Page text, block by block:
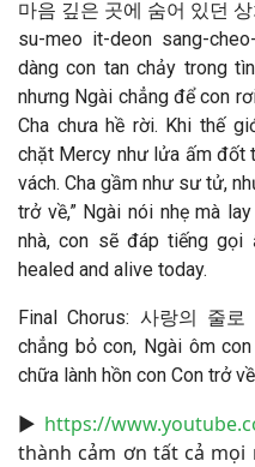
마음 깊은 곳에 숨어 있던
su-meo it-deon sang-
dàng con tan chảy trong
nhưng Ngài chẳng để con
Cha chưa hề rời. Khi thế
chặt Mercy như lửa ấm đốt
vách. Cha gầm như sư tử,
trở về,” Ngài nói nhẹ mà
nhà, con sẽ đáp tiếng gọi
healed and alive today.
Final Chorus: 사랑의 줄
chẳng bỏ con, Ngài ôm
chữa lành hồn con Con trở
▶ https://
thành cảm ơn tất cả